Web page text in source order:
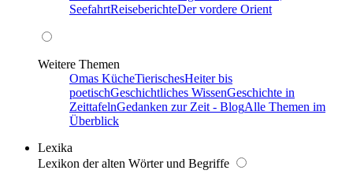
SeefahrtReiseberichteDer vordere Orient
Weitere Themen
Omas KücheTierischesHeiter bis
poetischGeschichtliches WissenGeschichte in
ZeittafelnGedanken zur Zeit - BlogAlle Themen im
Überblick
Lexika
Lexikon der alten Wörter und Begriffe